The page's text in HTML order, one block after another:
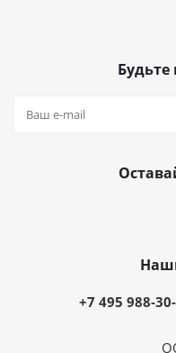
Будьте
+7 495 988-